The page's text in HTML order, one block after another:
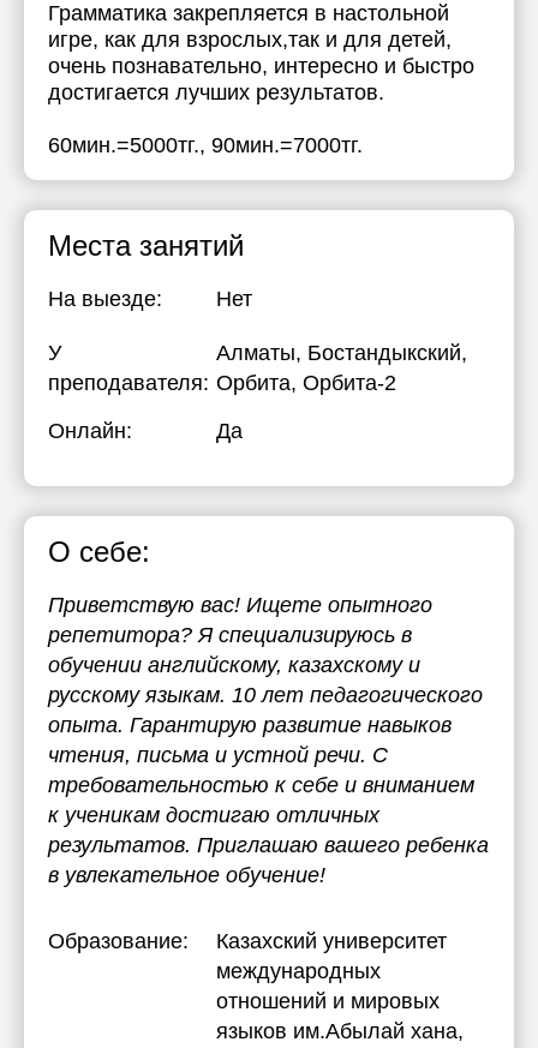
Грамматика закрепляется в настольной
игре, как для взрослых,так и для детей,
очень познавательно, интересно и быстро
достигается лучших результатов.
60мин.=5000тг., 90мин.=7000тг.
Места занятий
На выезде: Нет
У
преподавателя:
Алматы, Бостандыкский,
Орбита, Орбита-2
Онлайн:
Да
О себе:
Приветствую вас! Ищете опытного
репетитора? Я специализируюсь в
обучении английскому, казахскому и
русскому языкам. 10 лет педагогического
опыта. Гарантирую развитие навыков
чтения, письма и устной речи. С
требовательностью к себе и вниманием
к ученикам достигаю отличных
результатов. Приглашаю вашего ребенка
в увлекательное обучение!
Образование:
Казахский университет
международных
отношений и мировых
языков им.Абылай хана,